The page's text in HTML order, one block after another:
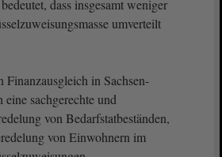
dass insgesamt weniger
umverteilt
Finanzausgleich in Sachsen-
sachgerechte und
von Bedarfstatbeständen,
von Einwohnern im